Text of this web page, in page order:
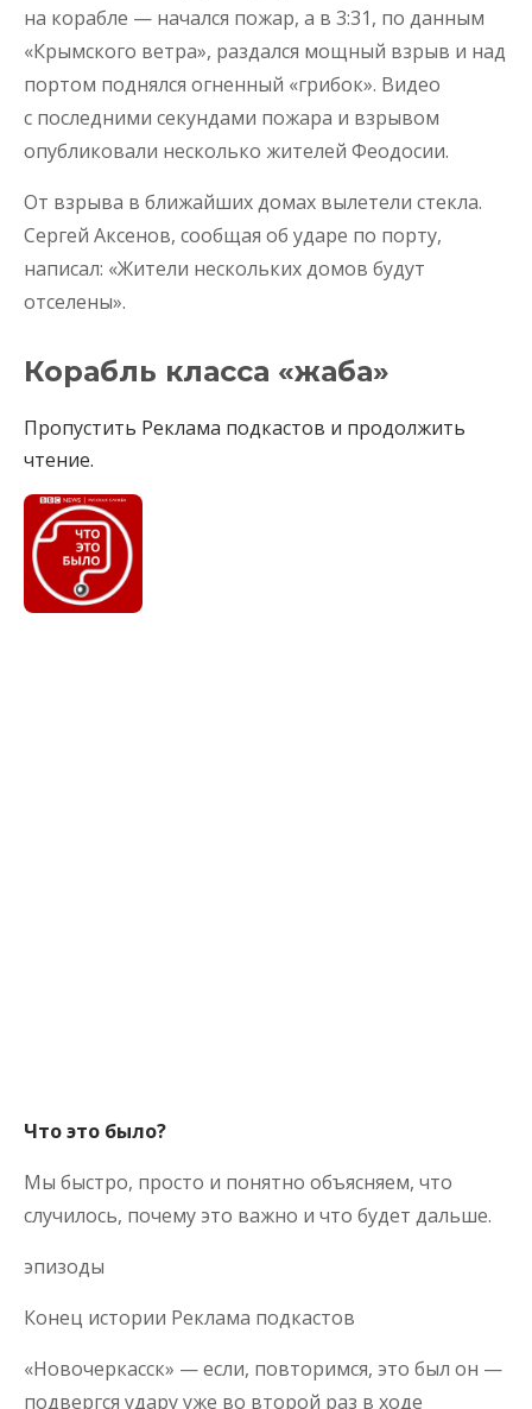
на корабле — начался пожар, а в 3:31, по данным
«Крымского ветра», раздался мощный взрыв и над
портом поднялся огненный «грибок». Видео
с последними секундами пожара и взрывом
опубликовали несколько жителей Феодосии.
От взрыва в ближайших домах вылетели стекла.
Сергей Аксенов, сообщая об ударе по порту,
написал: «Жители нескольких домов будут
отселены».
Корабль класса «жаба»
Пропустить Реклама подкастов и продолжить
чтение.
Что это было?
Мы быстро, просто и понятно объясняем, что
случилось, почему это важно и что будет дальше.
эпизоды
Конец истории Реклама подкастов
«Новочеркасск» — если, повторимся, это был он —
подвергся удару уже во второй раз в ходе